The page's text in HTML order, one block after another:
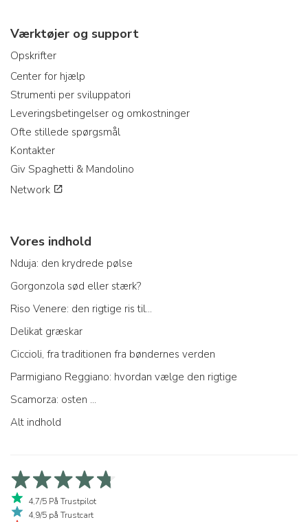
Værktøjer og support
Opskrifter
Center for hjælp
Strumenti per sviluppatori
Leveringsbetingelser og omkostninger
Ofte stillede spørgsmål
Kontakter
Giv Spaghetti & Mandolino
Network
Vores indhold
Nduja: den krydrede pølse
Gorgonzola sød eller stærk?
Riso Venere: den rigtige ris til...
Delikat græskar
Ciccioli, fra traditionen fra bøndernes verden
Parmigiano Reggiano: hvordan vælge den rigtige
Scamorza: osten ...
Alt indhold
4,7/5 På Trustpilot
4,9/5 på Trustcart